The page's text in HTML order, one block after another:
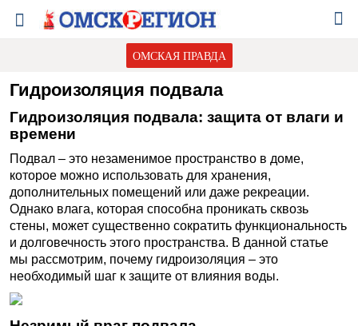
ОМСКАЯ ПРАВДА
Гидроизоляция подвала
Гидроизоляция подвала: защита от влаги и
времени
Подвал – это незаменимое пространство в доме,
которое можно использовать для хранения,
дополнительных помещений или даже рекреации.
Однако влага, которая способна проникать сквозь
стены, может существенно сократить функциональность
и долговечность этого пространства. В данной статье
мы рассмотрим, почему гидроизоляция – это
необходимый шаг к защите от влияния воды.